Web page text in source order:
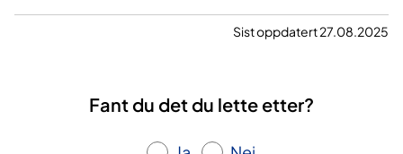
Sist oppdatert 27.08.2025
Fant du det du lette etter?